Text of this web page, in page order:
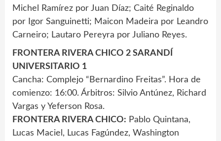
Michel Ramírez por Juan Díaz; Caité Reginaldo
por Igor Sanguinetti; Maicon Madeira por Leandro
Carneiro; Lautaro Pereyra por Juliano Reyes.
FRONTERA RIVERA CHICO 2 SARANDÍ
UNIVERSITARIO 1
Cancha: Complejo “Bernardino Freitas”. Hora de
comienzo: 16:00. Árbitros: Silvio Antúnez, Richard
Vargas y Yeferson Rosa.
FRONTERA RIVERA CHICO: Pablo Quintana,
Lucas Maciel, Lucas Fagúndez, Washington